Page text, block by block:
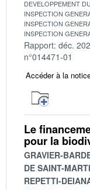
DEVELOPPEMENT
INSPECTION
INSPECTION
INSPECTION
Rapport: déc.
n°014471-01
Accéder à la
Le
pour la
GRAVIER-
DE SAINT-
REPETTI-